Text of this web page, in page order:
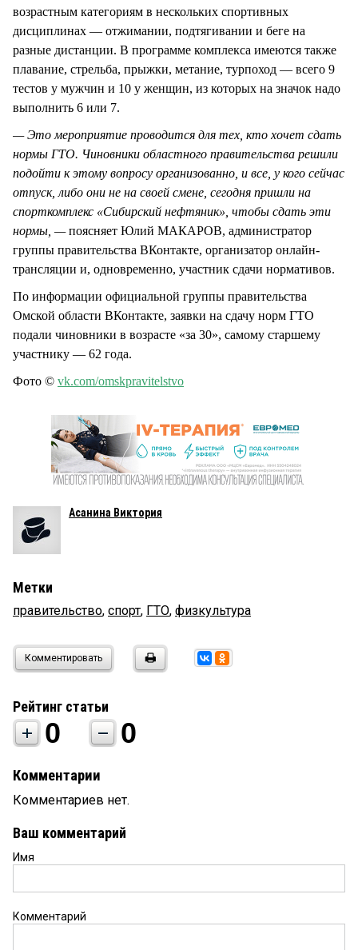
возрастным категориям в нескольких спортивных
дисциплинах — отжимании, подтягивании и беге на
разные дистанции. В программе комплекса имеются также
плавание, стрельба, прыжки, метание, турпоход — всего 9
тестов у мужчин и 10 у женщин, из которых на значок надо
выполнить 6 или 7.
— Это мероприятие проводится для тех, кто хочет сдать
нормы ГТО. Чиновники областного правительства решили
подойти к этому вопросу организованно, и все, у кого сейчас
отпуск, либо они не на своей смене, сегодня пришли на
спорткомплекс «Сибирский нефтяник», чтобы сдать эти
нормы, —поясняет Юлий МАКАРОВ, администратор
группы правительства ВКонтакте, организатор онлайн-
трансляции и, одновременно, участник сдачи нормативов.
По информации официальной группы правительства
Омской области ВКонтакте, заявки на сдачу норм ГТО
подали чиновники в возрасте «за 30», самому старшему
участнику — 62 года.
Фото © vk.com/omskpravitelstvo
Асанина Виктория
Метки
правительство, спорт, ГТО, физкультура
Комментировать
Рейтинг статьи
0 0
Комментарии
Комментариев нет.
Ваш комментарий
Имя
Комментарий